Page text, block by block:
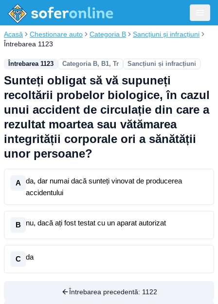
Acasă Chestionare auto Categoria B
Sancțiuni și infracțiuni
Întrebarea 1123
Întrebarea 1123 Categoria B, B1, Tr Sancțiuni și infracțiuni
Sunteți obligat să vă supuneți
recoltării probelor biologice, în cazul
unui accident de circulație din care a
rezultat moartea sau vătămarea
integrității corporale ori a sănătății
unor persoane?
A
da, dar numai dacă sunteți vinovat de producerea
accidentului
B nu, dacă ați fost testat cu un aparat autorizat
C da
Întrebarea precedentă: 1122